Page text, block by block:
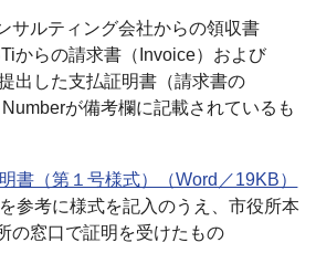
サルティング会社からの領収書
らの請求書（Invoice）および
出した支払証明書（請求書の
Numberが備考欄に記載されているも
書（第１号様式）（Word／19KB）
を参考に様式を記入のうえ、市役所本
の窓口で証明を受けたもの